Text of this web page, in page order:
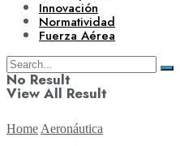
Innovación
Normatividad
Fuerza Aérea
No Result
View All Result
Home Aeronáutica